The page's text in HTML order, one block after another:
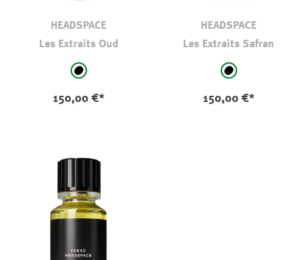
HEADSPACE
Les Extraits Oud
auswählen
schwarz
150,00 €*
HEADSPACE
Les Extraits Safran
auswählen
schwarz
150,00 €*